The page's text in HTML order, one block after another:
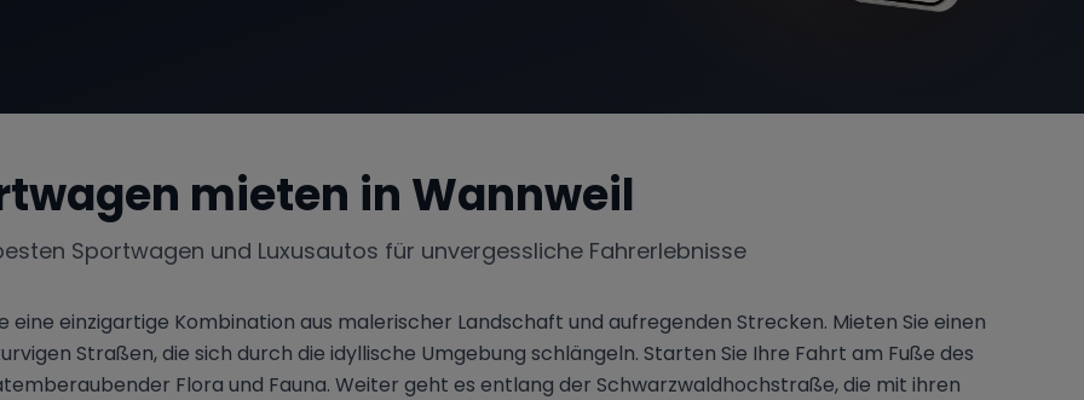
mieten in Wannweil
Sportwagen und Luxusautos für unvergessliche Fahrerlebnisse
einzigartige Kombination aus malerischer Landschaft und aufregenden Strecken. Mieten Sie einen
Straßen, die sich durch die idyllische Umgebung schlängeln. Starten Sie Ihre Fahrt am Fuße des
Flora und Fauna. Weiter geht es entlang der Schwarzwaldhochstraße, die mit ihren